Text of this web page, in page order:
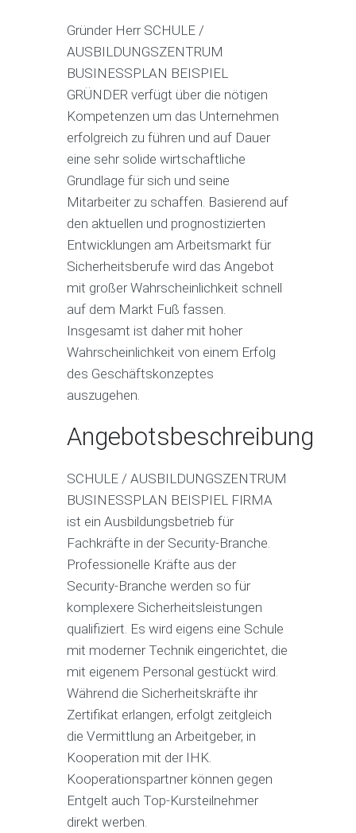
Gründer Herr SCHULE /
AUSBILDUNGSZENTRUM
BUSINESSPLAN BEISPIEL
GRÜNDER verfügt über die nötigen
Kompetenzen um das Unternehmen
erfolgreich zu führen und auf Dauer
eine sehr solide wirtschaftliche
Grundlage für sich und seine
Mitarbeiter zu schaffen. Basierend auf
den aktuellen und prognostizierten
Entwicklungen am Arbeitsmarkt für
Sicherheitsberufe wird das Angebot
mit großer Wahrscheinlichkeit schnell
auf dem Markt Fuß fassen.
Insgesamt ist daher mit hoher
Wahrscheinlichkeit von einem Erfolg
des Geschäftskonzeptes
auszugehen.
Angebotsbeschreibung
SCHULE / AUSBILDUNGSZENTRUM
BUSINESSPLAN BEISPIEL FIRMA
ist ein Ausbildungsbetrieb für
Fachkräfte in der Security-Branche.
Professionelle Kräfte aus der
Security-Branche werden so für
komplexere Sicherheitsleistungen
qualifiziert. Es wird eigens eine Schule
mit moderner Technik eingerichtet, die
mit eigenem Personal gestückt wird.
Während die Sicherheitskräfte ihr
Zertifikat erlangen, erfolgt zeitgleich
die Vermittlung an Arbeitgeber, in
Kooperation mit der IHK.
Kooperationspartner können gegen
Entgelt auch Top-Kursteilnehmer
direkt werben.